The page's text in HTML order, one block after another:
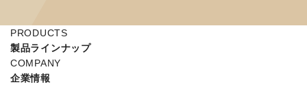
PRODUCTS
製品ラインナップ
COMPANY
企業情報